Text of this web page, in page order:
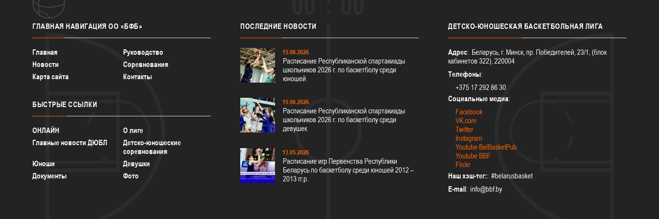
ГЛАВНАЯ НАВИГАЦИЯ ОО «БФБ»
Главная
Руководство
Новости
Соревнования
Карта сайта
Контакты
БЫСТРЫЕ ССЫЛКИ
ОНЛАЙН
О лиге
Главные новости ДЮБЛ
Детско-юношеские
соревнования
Юноши
Девушки
Документы
Фото
ПОСЛЕДНИЕ НОВОСТИ
15.06.2026
Расписание Республиканской спартакиады
школьников 2026 г. по баскетболу среди
юношей
15.06.2026
Расписание Республиканской спартакиады
школьников 2026 г. по баскетболу среди
девушек
13.05.2026
Расписание игр Первенства Республики
Беларусь по баскетболу среди юношей 2012 –
2013 гг.р.
ДЕТСКО-ЮНОШЕСКАЯ БАСКЕТБОЛЬНАЯ ЛИГА
Адрес: Беларусь, г. Минск, пр. Победителей, 23/1, (блок
кабинетов 322), 220004
Телефоны:
+375 17 292 86 30
Социальные медиа:
Facebook
VK.com
Twitter
Instagram
Youtube BelBasketPub
Youtube BBF
Flickr
Наш хэш-тег:: #belarusbasket
E-mail: